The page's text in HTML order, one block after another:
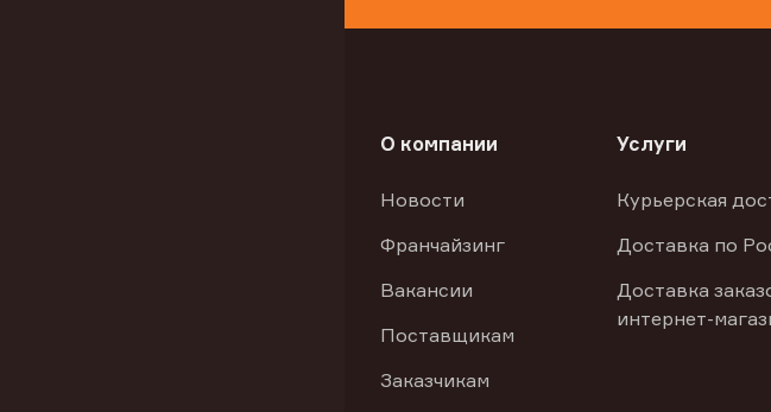
О компании
Новости
Франчайзинг
Вакансии
Поставщикам
Заказчикам
Услуги
Курьерская
Доставка по
Доставка
интернет-